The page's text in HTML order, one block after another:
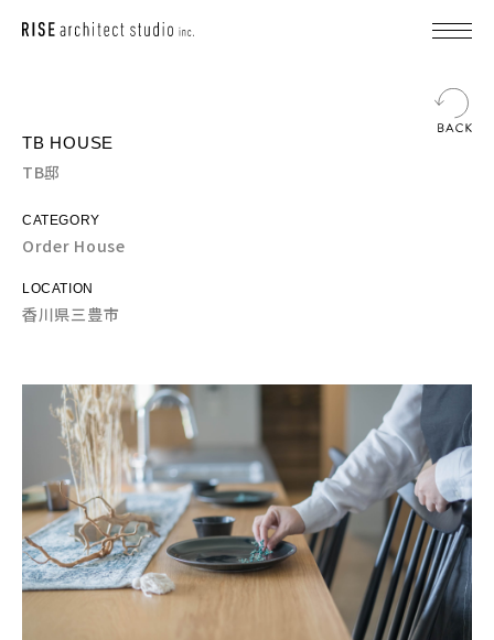
TB HOUSE
TB邸
CATEGORY
Order House
LOCATION
香川県三豊市